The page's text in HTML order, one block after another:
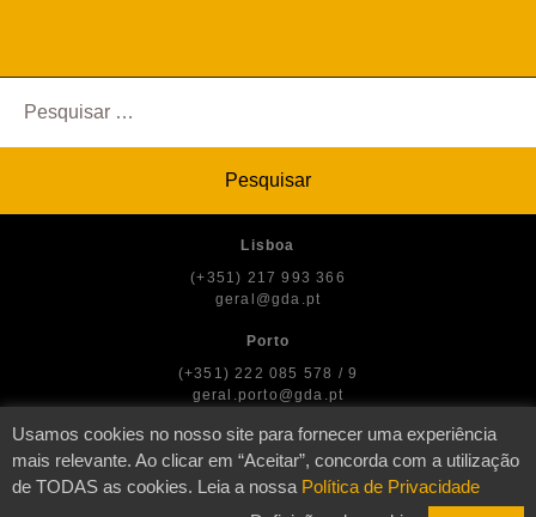
por:
Lisboa
(+351) 217 993 366
geral@gda.pt
Porto
(+351) 222 085 578 / 9
geral.porto@gda.pt
Usamos cookies no nosso site para fornecer uma experiência
mais relevante. Ao clicar em “Aceitar”, concorda com a utilização
de TODAS as cookies. Leia a nossa Política de Privacidade